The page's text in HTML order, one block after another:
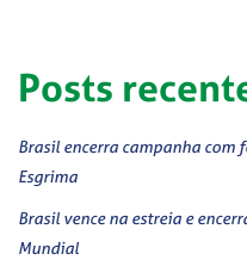
Posts
Brasil encerra campanha com
Esgrima
Brasil vence na estreia e
Mundial